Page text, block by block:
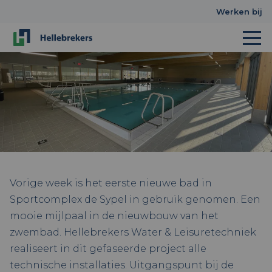
Werken bij
Vorige week is het eerste nieuwe bad in
Sportcomplex de Sypel in gebruik genomen. Een
mooie mijlpaal in de nieuwbouw van het
zwembad. Hellebrekers Water & Leisuretechniek
realiseert in dit gefaseerde project alle
technische installaties. Uitgangspunt bij de